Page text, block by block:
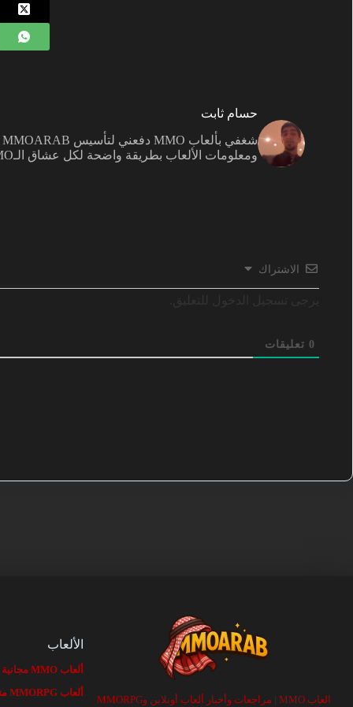
حسام ثابت
ومعلومات الألعاب بطريقة واضحة لكل عشاق الـMMO.
الاشتراك
0 تعليقات
العاب MMO | مراجعات وأخبار ألعاب أونلاين وMMORPG
الألعاب
ألعاب MMO مجانية
ألعاب MMORPG متصفح